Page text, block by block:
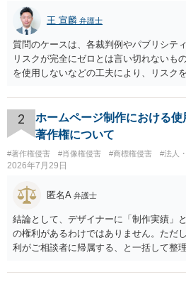
王 宣麟 弁護士
質問のケースは、各裁判例やパブリシテ
リスクが完全にゼロとは言い切れないも
を使用しないなどの工夫により、リスク
推測できる」という点は、裁判で争われ
利用を目的とする」と判断される余地を
です。 また、広告収益の有無は、侵害判
性がありますが、決定的要因ではありま
成否は、主に「専ら顧客吸引力の利用を
断されます。広告収益があることは「商
すが、それだけで直ちに侵害となるわけ
非営利であれば「表現の自由」「創作物
れる可能性があります。一方、広告収益
しての色彩が強まり、リスクが高まる可
更・確認しておく事項については、公開
界があるかと思うので、資料等を持参の
も一つかと存じます。
2
ホームページ制作における
著作権について
#著作権侵害 #肖像権侵害 #商標権侵害 #法人
2026年7月29日
匿名A 弁護士
結論として、デザイナーに「制作実績」
の権利があるわけではありません。ただ
利がご相談者に帰属する、と一括して整
身が著作権者です。 他方、ブランド名、